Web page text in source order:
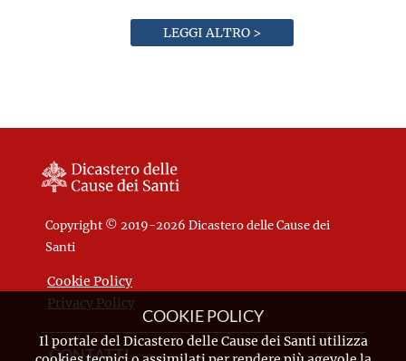
LEGGI ALTRO >
Copyright © 2019-2026 Dicastero delle Cause dei
Santi
Cookie Policy
Privacy Policy
CONTATTI
COOKIE POLICY
Il portale del Dicastero delle Cause dei Santi utilizza